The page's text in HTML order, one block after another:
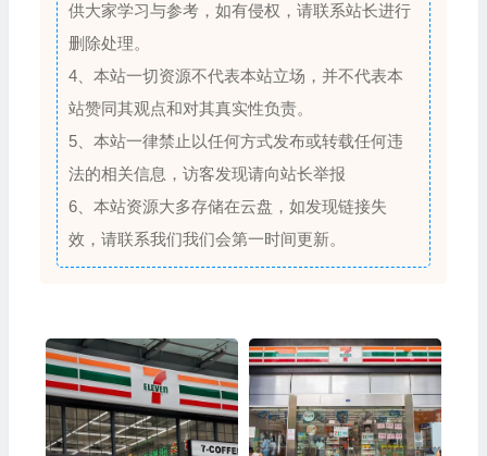
供大家学习与参考，如有侵权，请联系站长进行
删除处理。
4、本站一切资源不代表本站立场，并不代表本
站赞同其观点和对其真实性负责。
5、本站一律禁止以任何方式发布或转载任何违
法的相关信息，访客发现请向站长举报
6、本站资源大多存储在云盘，如发现链接失
效，请联系我们我们会第一时间更新。